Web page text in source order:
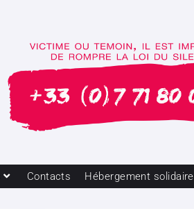
Contacts Hébergement solidaire